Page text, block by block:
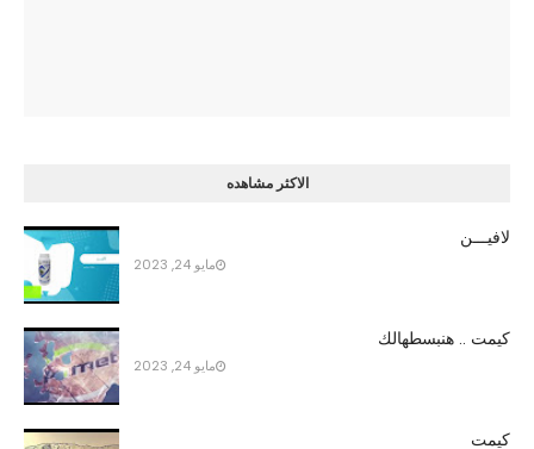
الاكثر مشاهده
لافيـــن
مايو 24, 2023
كيمت .. هنبسطهالك
مايو 24, 2023
كيمت